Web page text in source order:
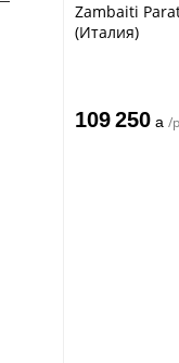
Zambaiti
(Италия)
109 250 a /